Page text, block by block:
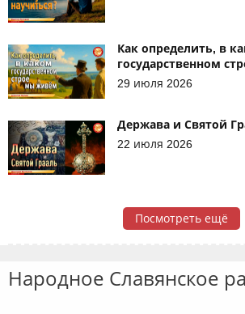
Как определить, в
государственном
29 июля 2026
Держава и Святой
22 июля 2026
Посмотреть ещё
Народное Славянское